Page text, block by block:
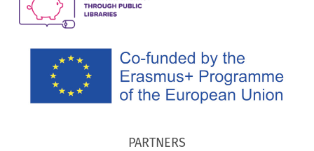
PARTNERS